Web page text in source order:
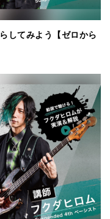
してみよう【ゼロから